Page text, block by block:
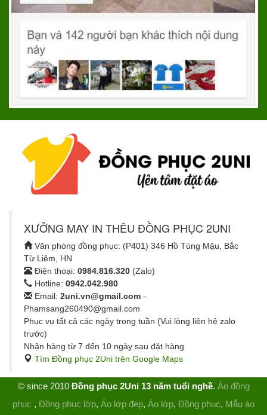
XƯỞNG MAY IN THÊU ĐỒNG PHỤC 2UNI
Văn phòng đồng phục: (P401) 346 Hồ Tùng Mậu, Bắc
Từ Liêm, HN
Điện thoại: 0984.816.320 (Zalo)
Hotline: 0942.042.980
Email: 2uni.vn@gmail.com -
Phamsang260490@gmail.com
Phục vụ tất cả các ngày trong tuần (Vui lòng liên hệ zalo
trước)
Nhận hàng từ 7 đến 10 ngày sau đặt hàng
Tìm Đồng phục 2Uni trên Google Maps
© since 2010 Đồng phục 2Uni 13 năm tuổi nghề. Áo đồng
phục , Đồng phục lớp, Áo lớp đẹp, Áo lớp, Đồng phục, Mẫu áo